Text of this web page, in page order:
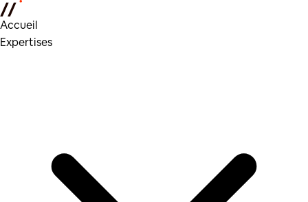
Accueil
Expertises